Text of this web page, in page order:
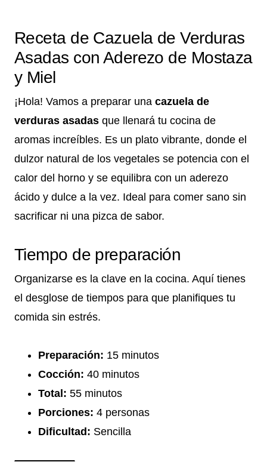
Receta de Cazuela de Verduras
Asadas con Aderezo de Mostaza
y Miel
¡Hola! Vamos a preparar una cazuela de
verduras asadas que llenará tu cocina de
aromas increíbles. Es un plato vibrante, donde el
dulzor natural de los vegetales se potencia con el
calor del horno y se equilibra con un aderezo
ácido y dulce a la vez. Ideal para comer sano sin
sacrificar ni una pizca de sabor.
Tiempo de preparación
Organizarse es la clave en la cocina. Aquí tienes
el desglose de tiempos para que planifiques tu
comida sin estrés.
Preparación: 15 minutos
Cocción: 40 minutos
Total: 55 minutos
Porciones: 4 personas
Dificultad: Sencilla